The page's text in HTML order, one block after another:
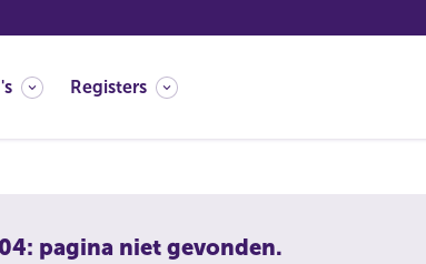
Registers
pagina niet gevonden.